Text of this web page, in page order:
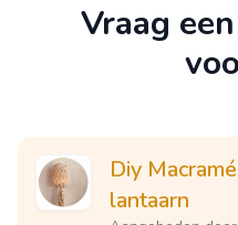
Vraag
Diy
lantaarn